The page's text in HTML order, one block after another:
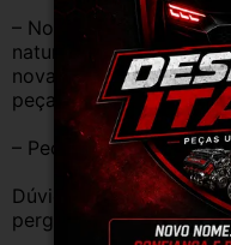
– Nossas peças são
natural pelo tempo.
novas e sem uso. No
peças estão em BOM
– Peças são ORIGINAIS
Dúvidas sobre uso ou
perguntas;